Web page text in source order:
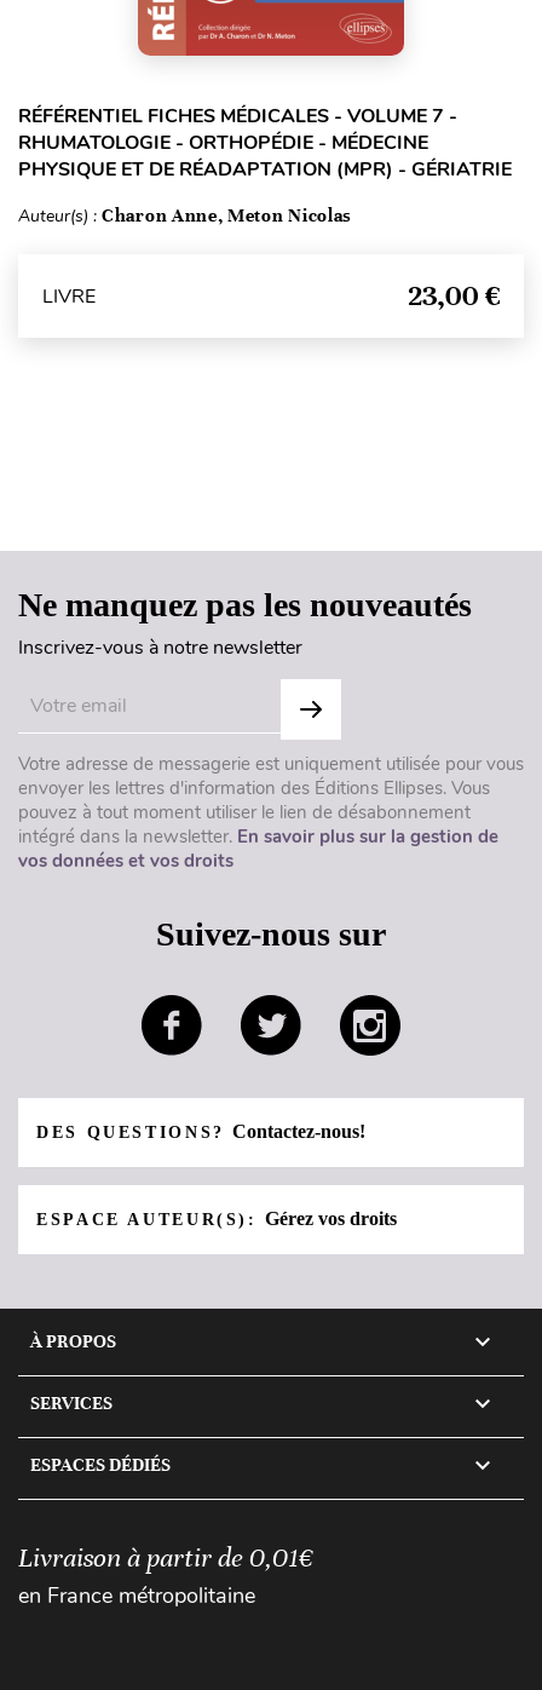
RÉFÉRENTIEL FICHES MÉDICALES - VOLUME 7 -
RHUMATOLOGIE - ORTHOPÉDIE - MÉDECINE
PHYSIQUE ET DE RÉADAPTATION (MPR) - GÉRIATRIE
Auteur(s) : Charon Anne, Meton Nicolas
LIVRE 23,00 €
Ne manquez pas les nouveautés
Inscrivez-vous à notre newsletter
Votre adresse de messagerie est uniquement utilisée pour vous
envoyer les lettres d'information des Éditions Ellipses. Vous
pouvez à tout moment utiliser le lien de désabonnement
intégré dans la newsletter. En savoir plus sur la gestion de
vos données et vos droits
Suivez-nous sur
DES QUESTIONS?Contactez-nous!
ESPACE AUTEUR(S):Gérez vos droits
À PROPOS 
SERVICES 
ESPACES DÉDIÉS 
Livraison à partir de 0,01€
en France métropolitaine